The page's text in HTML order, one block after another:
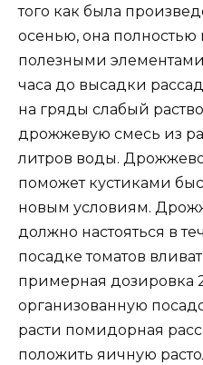
того как была
осенью, она полностью
полезными
часа до высадки
на гряды слабый
дрожжевую смесь из
литров воды.
поможет кустиками
новым условиям.
должно настояться в
посадке томатов
примерная дозировка
организованную
расти помидорная
положить яичную